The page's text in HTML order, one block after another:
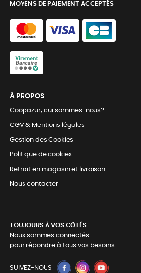
MOYENS DE PAIEMENT ACCEPTÉS
Á PROPOS
Coopazur, qui sommes-nous?
CGV & Mentions légales
Gestion des Cookies
Politique de cookies
Retrait en magasin et livraison
Nous contacter
TOUJOURS Á VOS CÔTÉS
Nous sommes connectés
pour répondre à tous vos besoins
SUIVEZ-NOUS